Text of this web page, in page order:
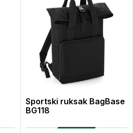
Sportski ruksak BagBase
BG118